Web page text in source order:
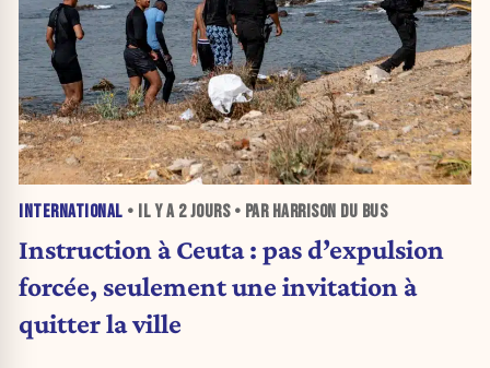
INTERNATIONAL • IL Y A 2 JOURS• PAR HARRISON DU BUS
Instruction à Ceuta : pas d’expulsion
forcée, seulement une invitation à
quitter la ville